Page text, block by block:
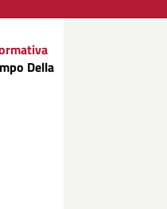
Della